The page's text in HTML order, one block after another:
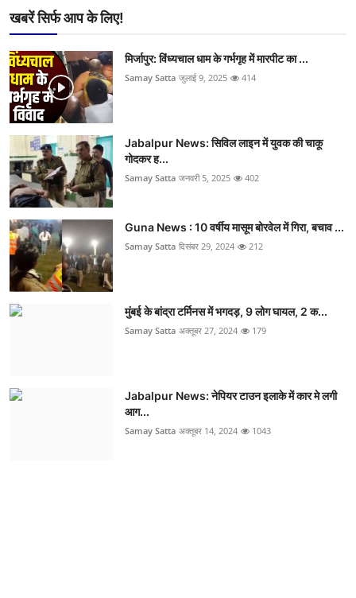
खबरें सिर्फ आप के लिए!
मिर्जापुर: विंध्यचाल धाम के गर्भगृह में मारपीट का ...
Samay Satta जुलाई 9, 2025 414
Jabalpur News: सिविल लाइन में युवक की चाकू
गोदकर ह...
Samay Satta जनवरी 5, 2025 402
Guna News : 10 वर्षीय मासूम बोरवेल में गिरा, बचाव ...
Samay Satta दिसंबर 29, 2024 212
मुंबई के बांद्रा टर्मिनस में भगदड़, 9 लोग घायल, 2 क...
Samay Satta अक्तूबर 27, 2024 179
Jabalpur News: नेपियर टाउन इलाके में कार मे लगी
आग...
Samay Satta अक्तूबर 14, 2024 1043